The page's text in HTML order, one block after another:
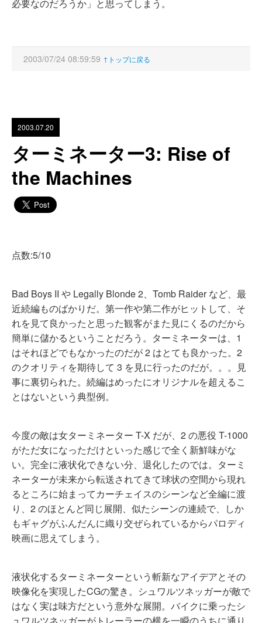
必要なのだろうか」と思ってしまう。
2003/07/24 08:59:59 ↑トップに戻る
2003.07.20
ターミネーター3: Rise of
the Machines
点数:5/10
Bad Boys II や Legally Blonde 2、Tomb Raider など、最
近続編ものばかりだ。第一作や第二作がヒットして、そ
れを見て良かったと思った観客がまた見にくるのだから
簡単に儲かるということだろう。ターミネーターは、1
はそれほどでもなかったのだが 2 はとても良かった。2
のクオリティを期待して 3 を見に行ったのだが。。。見
事に裏切られた。続編はめったにオリジナルを超えるこ
とはないという典型例。
今度の敵は女ターミネーター T-X だが、2 の悪役 T-1000
がただ女になっただけといった感じで全く新鮮味がな
い。完全に液状化できない分、退化したのでは。ターミ
ネーターが未来から転送されてきて球状の空間から現れ
るところに始まってカーチェイスのシーンなど全編に渡
り、2 のほとんど同じ展開、似たシーンの連続で、しか
もギャグがふんだんに織り交ぜられているからパロディ
映画に思えてしまう。
液状化するターミネーターという斬新なアイデアとその
映像化を実現したCGの驚き。シュワルツネッガーが敵で
はなく実は味方だという意外な展開。バイクに乗ったシ